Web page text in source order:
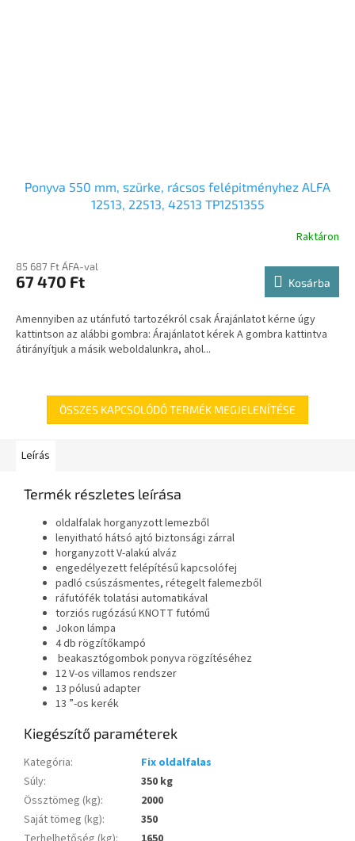
Ponyva 550 mm, szürke, rácsos felépitményhez ALFA
12513, 22513, 42513 TP1251355
Raktáron
85 687 Ft ÁFA-val
67 470 Ft Kosárba
Amennyiben az utánfutó tartozékról csak Árajánlatot kérne úgy
kattintson az alábbi gombra: Árajánlatot kérek A gombra kattintva
átirányítjuk a másik weboldalunkra, ahol...
ÖSSZES KAPCSOLÓDÓ TERMÉK MEGJELENÍTÉSE
Leírás
Termék részletes leírása
oldalfalak horganyzott lemezből
lenyitható hátsó ajtó biztonsági zárral
horganyzott V-alakú alváz
engedélyezett felépítésű kapcsolófej
padló csúszásmentes, rétegelt falemezből
ráfutófék tolatási automatikával
torziós rugózású KNOTT futómű
Jokon lámpa
4 db rögzítőkampó
beakasztógombok ponyva rögzítéséhez
12 V-os villamos rendszer
13 pólusú adapter
13 ”-os kerék
Kiegészítő paraméterek
Kategória:
Fix oldalfalas
Súly:
350 kg
Össztömeg (kg):
2000
Saját tömeg (kg):
350